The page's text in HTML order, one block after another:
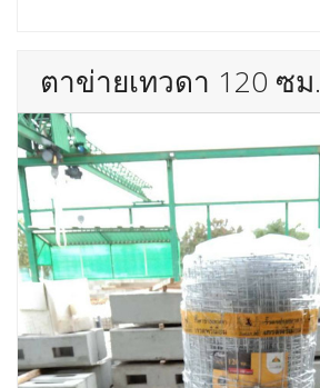
ตาข่ายเทวดา 120 ซม.